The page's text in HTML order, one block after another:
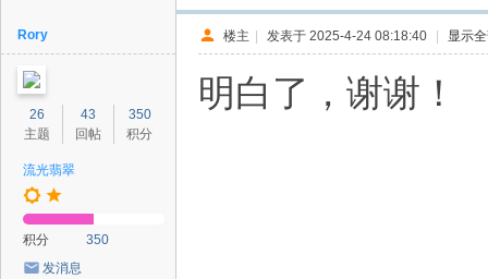
Rory
26
主题
43
回帖
350
积分
流光翡翠
积分
350
发消息
楼主 | 发表于 2025-4-24 08:18:40 | 显示
明白了，谢谢！